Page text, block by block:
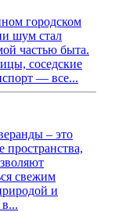
городском
шум стал
частью быта.
соседские
— все...
– это
пространства,
свежим
и